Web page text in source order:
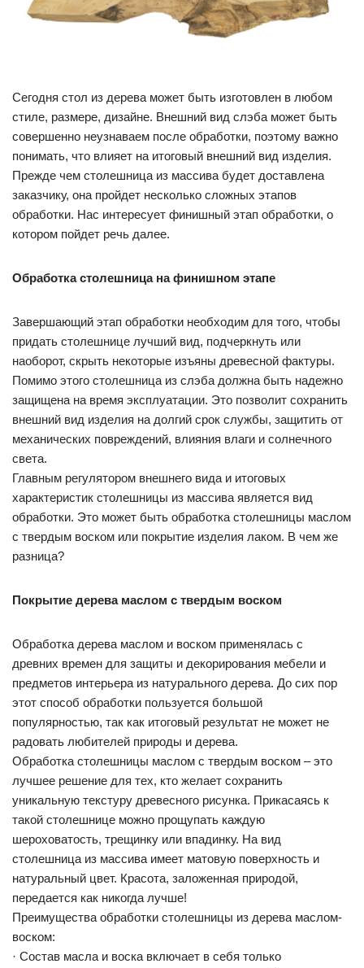
Сегодня стол из дерева может быть изготовлен в любом
стиле, размере, дизайне. Внешний вид слэба может быть
совершенно неузнаваем после обработки, поэтому важно
понимать, что влияет на итоговый внешний вид изделия.
Прежде чем столешница из массива будет доставлена
заказчику, она пройдет несколько сложных этапов
обработки. Нас интересует финишный этап обработки, о
котором пойдет речь далее.
Обработка столешница на финишном этапе
Завершающий этап обработки необходим для того, чтобы
придать столешнице лучший вид, подчеркнуть или
наоборот, скрыть некоторые изъяны древесной фактуры.
Помимо этого столешница из слэба должна быть надежно
защищена на время эксплуатации. Это позволит сохранить
внешний вид изделия на долгий срок службы, защитить от
механических повреждений, влияния влаги и солнечного
света.
Главным регулятором внешнего вида и итоговых
характеристик столешницы из массива является вид
обработки. Это может быть обработка столешницы маслом
с твердым воском или покрытие изделия лаком. В чем же
разница?
Покрытие дерева маслом с твердым воском
Обработка дерева маслом и воском применялась с
древних времен для защиты и декорирования мебели и
предметов интерьера из натурального дерева. До сих пор
этот способ обработки пользуется большой
популярностью, так как итоговый результат не может не
радовать любителей природы и дерева.
Обработка столешницы маслом с твердым воском – это
лучшее решение для тех, кто желает сохранить
уникальную текстуру древесного рисунка. Прикасаясь к
такой столешнице можно прощупать каждую
шероховатость, трещинку или впадинку. На вид
столешница из массива имеет матовую поверхность и
натуральный цвет. Красота, заложенная природой,
передается как никогда лучше!
Преимущества обработки столешницы из дерева маслом-
воском:
· Состав масла и воска включает в себя только